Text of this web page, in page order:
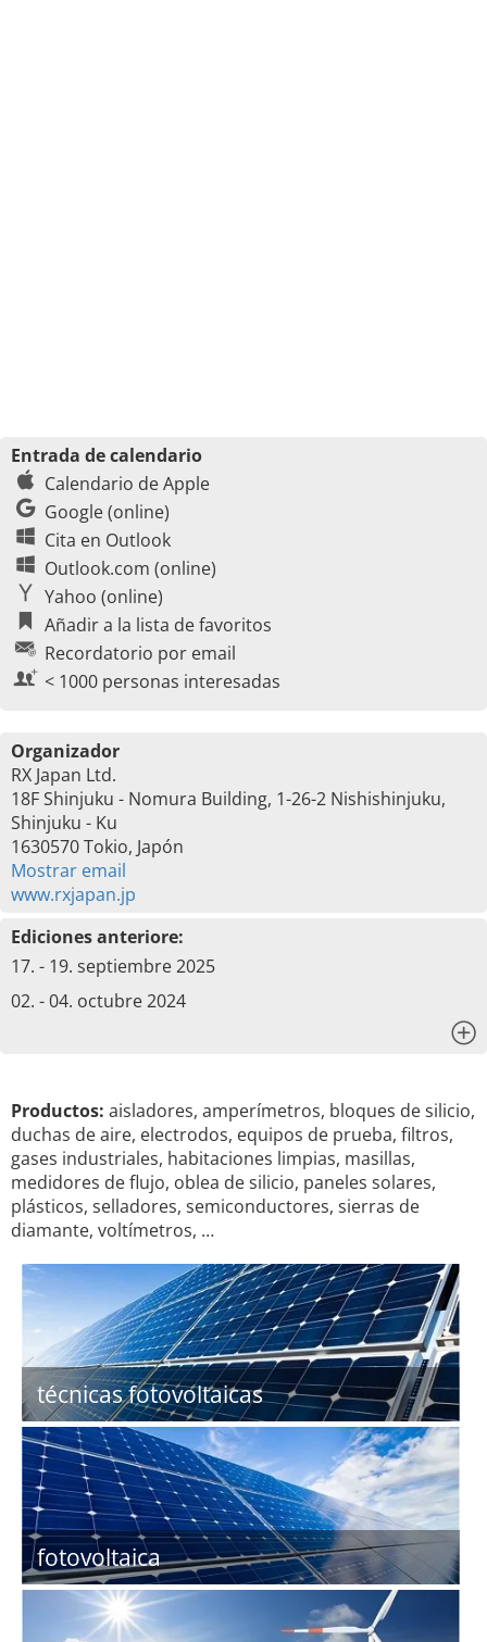
Entrada de calendario
Calendario de Apple
Google (online)
Cita en Outlook
Outlook.com (online)
Yahoo (online)
Añadir a la lista de favoritos
Recordatorio por email
< 1000 personas interesadas
Organizador
RX Japan Ltd.
18F Shinjuku - Nomura Building, 1-26-2 Nishishinjuku,
Shinjuku - Ku
1630570 Tokio, Japón
Mostrar email
www.rxjapan.jp
Ediciones anteriore:
17. - 19. septiembre 2025
02. - 04. octubre 2024
Productos: aisladores, amperímetros, bloques de silicio,
duchas de aire, electrodos, equipos de prueba, filtros,
gases industriales, habitaciones limpias, masillas,
medidores de flujo, oblea de silicio, paneles solares,
plásticos, selladores, semiconductores, sierras de
diamante, voltímetros, …
técnicas fotovoltaicas
fotovoltaica